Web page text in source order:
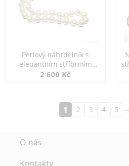
Perlový náhrdelník s
elegantním stříbrným
zapínáním
2 600 Kč
1 2 3 4 5 …
O nás
Kontakty